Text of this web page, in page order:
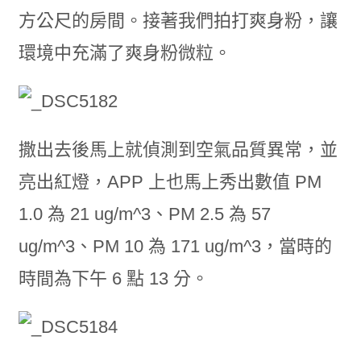
方公尺的房間。接著我們拍打爽身粉，讓
環境中充滿了爽身粉微粒。
撒出去後馬上就偵測到空氣品質異常，並
亮出紅燈，APP 上也馬上秀出數值 PM
1.0 為 21 ug/m^3、PM 2.5 為 57
ug/m^3、PM 10 為 171 ug/m^3，當時的
時間為下午 6 點 13 分。